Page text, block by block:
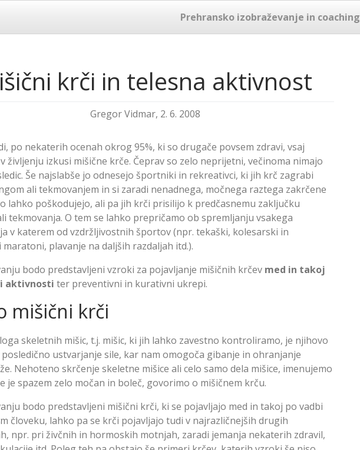
Prehransko izobraževanje in coaching
krči in telesna aktivnost
Gregor Vidmar, 2. 6. 2008
po nekaterih ocenah okrog 95%, ki so drugače povsem zdravi, vsaj
življenju izkusi mišične krče. Čeprav so zelo neprijetni, večinoma nimajo
Še najslabše jo odnesejo športniki in rekreativci, ki jih krč zagrabi
ali tekmovanjem in si zaradi nenadnega, močnega raztega zakrčene
lahko poškodujejo, ali pa jih krči prisilijo k predčasnemu zaključku
tekmovanja. O tem se lahko prepričamo ob spremljanju vsakega
v katerem od vzdržljivostnih športov (npr. tekaški, kolesarski in
plavanje na daljših razdaljah itd.).
bodo predstavljeni vzroki za pojavljanje mišičnih krčev med in takoj
aktivnosti ter preventivni in kurativni ukrepi.
mišični krči
skeletnih mišic, t.j. mišic, ki jih lahko zavestno kontroliramo, je njihovo
ustvarjanje sile, kar nam omogoča gibanje in ohranjanje
Nehoteno skrčenje skeletne mišice ali celo samo dela mišice, imenujemo
je spazem zelo močan in boleč, govorimo o mišičnem krču.
bodo predstavljeni mišični krči, ki se pojavljajo med in takoj po vadbi
človeku, lahko pa se krči pojavljajo tudi v najrazličnejših drugih
npr. pri živčnih in hormoskih motnjah, zaradi jemanja nekaterih zdravil,